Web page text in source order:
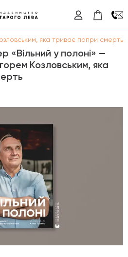
яка триває попри смерть
«Вільний у полоні» —
Козловським, яка